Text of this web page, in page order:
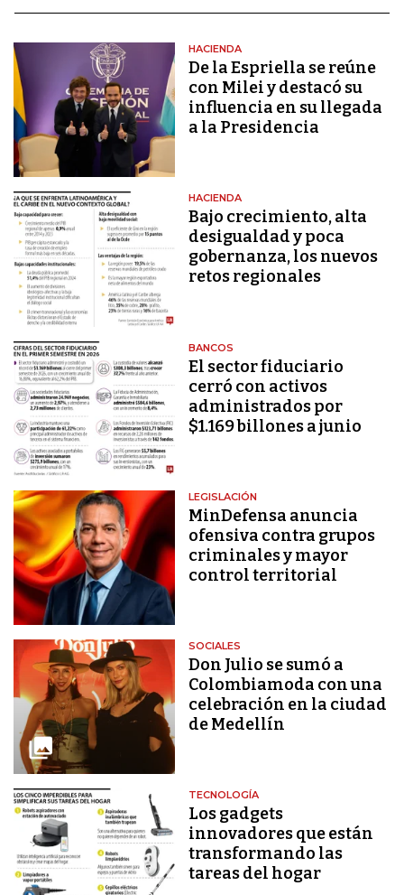
HACIENDA
De la Espriella se reúne
con Milei y destacó su
influencia en su llegada
a la Presidencia
HACIENDA
Bajo crecimiento, alta
desigualdad y poca
gobernanza, los nuevos
retos regionales
BANCOS
El sector fiduciario
cerró con activos
administrados por
$1.169 billones a junio
LEGISLACIÓN
MinDefensa anuncia
ofensiva contra grupos
criminales y mayor
control territorial
SOCIALES
Don Julio se sumó a
Colombiamoda con una
celebración en la ciudad
de Medellín
TECNOLOGÍA
Los gadgets
innovadores que están
transformando las
tareas del hogar